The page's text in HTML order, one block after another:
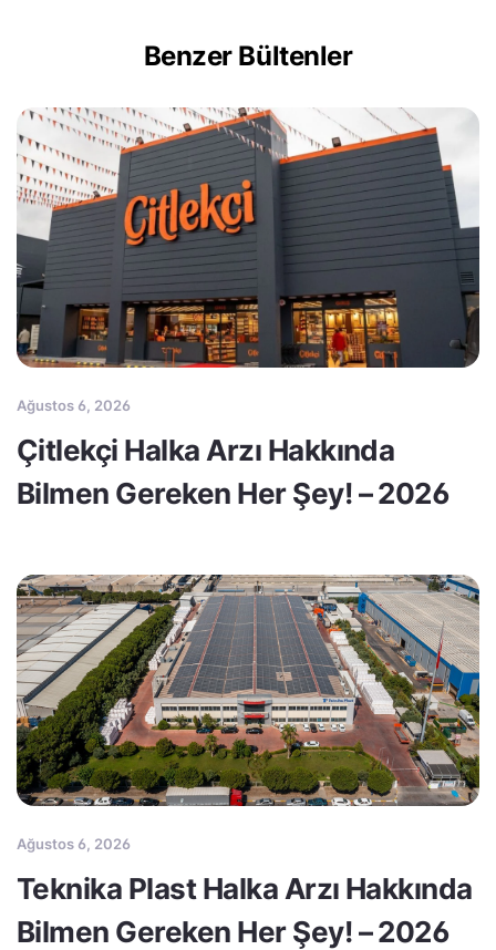
Benzer Bültenler
Ağustos 6, 2026
Çitlekçi Halka Arzı Hakkında
Bilmen Gereken Her Şey! – 2026
Ağustos 6, 2026
Teknika Plast Halka Arzı Hakkında
Bilmen Gereken Her Şey! – 2026